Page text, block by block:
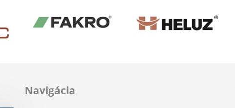
Navigácia